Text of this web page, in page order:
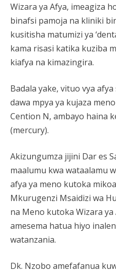
Wizara ya Afya, imeagiza
binafsi pamoja na kliniki
kusitisha matumizi ya
kama risasi katika kuziba
kiafya na kimazingira.
Badala yake, vituo vya
dawa mpya ya kujaza
Cention N, ambayo haina
(mercury).
Akizungumza jijini Dar es
maalumu kwa wataalamu
afya ya meno kutoka
Mkurugenzi Msaidizi wa
na Meno kutoka Wizara
amesema hatua hiyo
watanzania.
Dk. Nzobo amefafanua